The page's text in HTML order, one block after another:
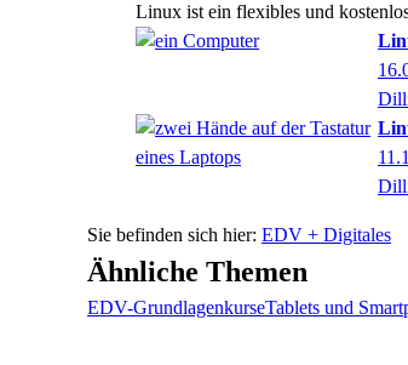
Linux ist ein flexibles und
EDV + Digitales
Ähnliche Themen
EDV-GrundlagenkurseTablets und